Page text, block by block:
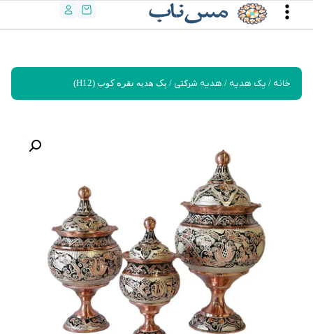
خانه / پک هدیه / هدیه شرکتی / پک هدیه نقره کوب (H12)